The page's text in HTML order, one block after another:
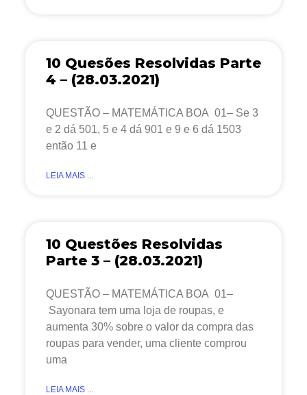
10 Quesões Resolvidas Parte
4 – (28.03.2021)
QUESTÃO – MATEMÁTICA BOA 01– Se 3
e 2 dá 501, 5 e 4 dá 901 e 9 e 6 dá 1503
então 11 e
LEIA MAIS ...
10 Questões Resolvidas
Parte 3 – (28.03.2021)
QUESTÃO – MATEMÁTICA BOA 01–
Sayonara tem uma loja de roupas, e
aumenta 30% sobre o valor da compra das
roupas para vender, uma cliente comprou
uma
LEIA MAIS ...